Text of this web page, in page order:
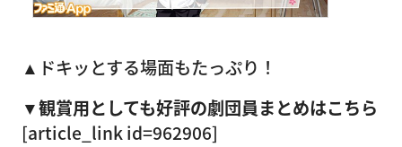
▲ドキッとする場面もたっぷり！
▼観賞用としても好評の劇団員まとめはこちら
[article_link id=962906]